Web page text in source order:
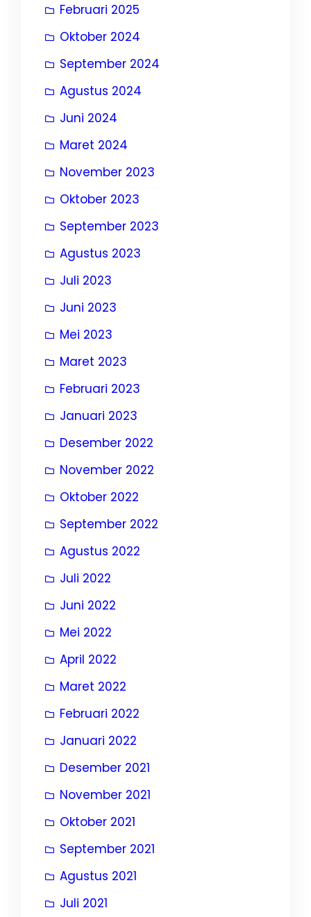
Februari 2025
Oktober 2024
September 2024
Agustus 2024
Juni 2024
Maret 2024
November 2023
Oktober 2023
September 2023
Agustus 2023
Juli 2023
Juni 2023
Mei 2023
Maret 2023
Februari 2023
Januari 2023
Desember 2022
November 2022
Oktober 2022
September 2022
Agustus 2022
Juli 2022
Juni 2022
Mei 2022
April 2022
Maret 2022
Februari 2022
Januari 2022
Desember 2021
November 2021
Oktober 2021
September 2021
Agustus 2021
Juli 2021